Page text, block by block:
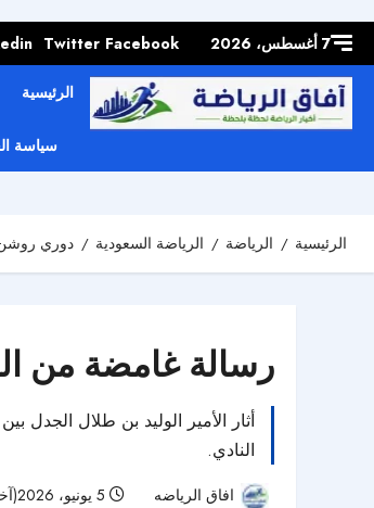
content7 أغسطس، 2026 Facebook
Twitter
الرئيسية
سياسة
الرئيسية الرياضة الرياضة السعودية دوري روشن
رسالة غامضة من
أثار الأمير الوليد بن طلال
النادي.
افاق الرياضه